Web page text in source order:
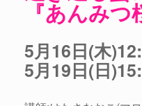
『あんみつ
5月16日(木
5月19日(日